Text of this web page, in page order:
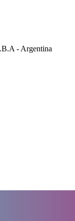
- Argentina